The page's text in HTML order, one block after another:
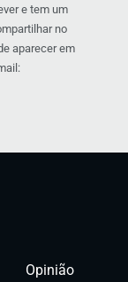
e tem um
no
aparecer em
Opinião